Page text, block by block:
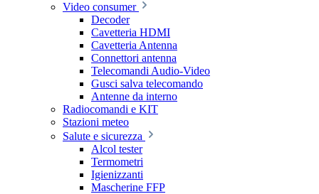
Video consumer
Decoder
Cavetteria HDMI
Cavetteria Antenna
Connettori antenna
Telecomandi Audio-Video
Gusci salva telecomando
Antenne da interno
Radiocomandi e KIT
Stazioni meteo
Salute e sicurezza
Alcol tester
Termometri
Igienizzanti
Mascherine FFP